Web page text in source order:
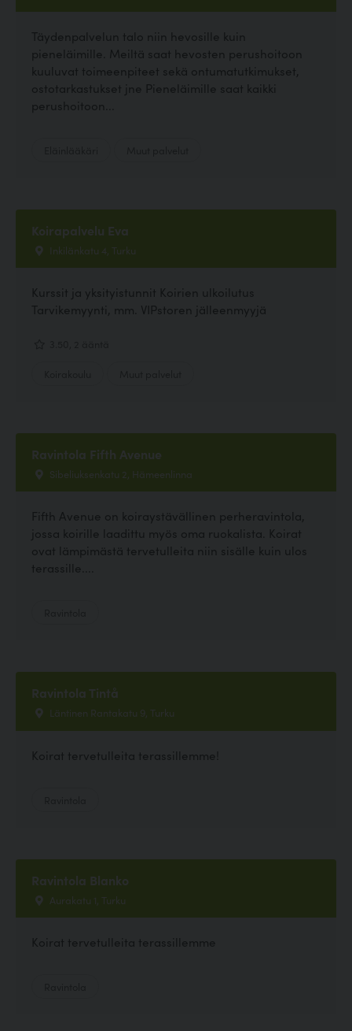
Täydenpalvelun talo niin hevosille kuin
pieneläimille. Meiltä saat hevosten perushoitoon
kuuluvat toimeenpiteet sekä ontumatutkimukset,
ostotarkastukset jne Pieneläimille saat kaikki
perushoitoon...
Koirapalvelu Eva
Inkilänkatu 4, Turku
Kurssit ja yksityistunnit Koirien ulkoilutus
Tarvikemyynti, mm. VIPstoren jälleenmyyjä
Ravintola Fifth Avenue
Sibeliuksenkatu 2, Hämeenlinna
Fifth Avenue on koiraystävällinen perheravintola,
jossa koirille laadittu myös oma ruokalista. Koirat
ovat lämpimästä tervetulleita niin sisälle kuin ulos
terassille....
Ravintola Tintå
Läntinen Rantakatu 9, Turku
Koirat tervetulleita terassillemme!
Ravintola Blanko
Aurakatu 1, Turku
Koirat tervetulleita terassillemme